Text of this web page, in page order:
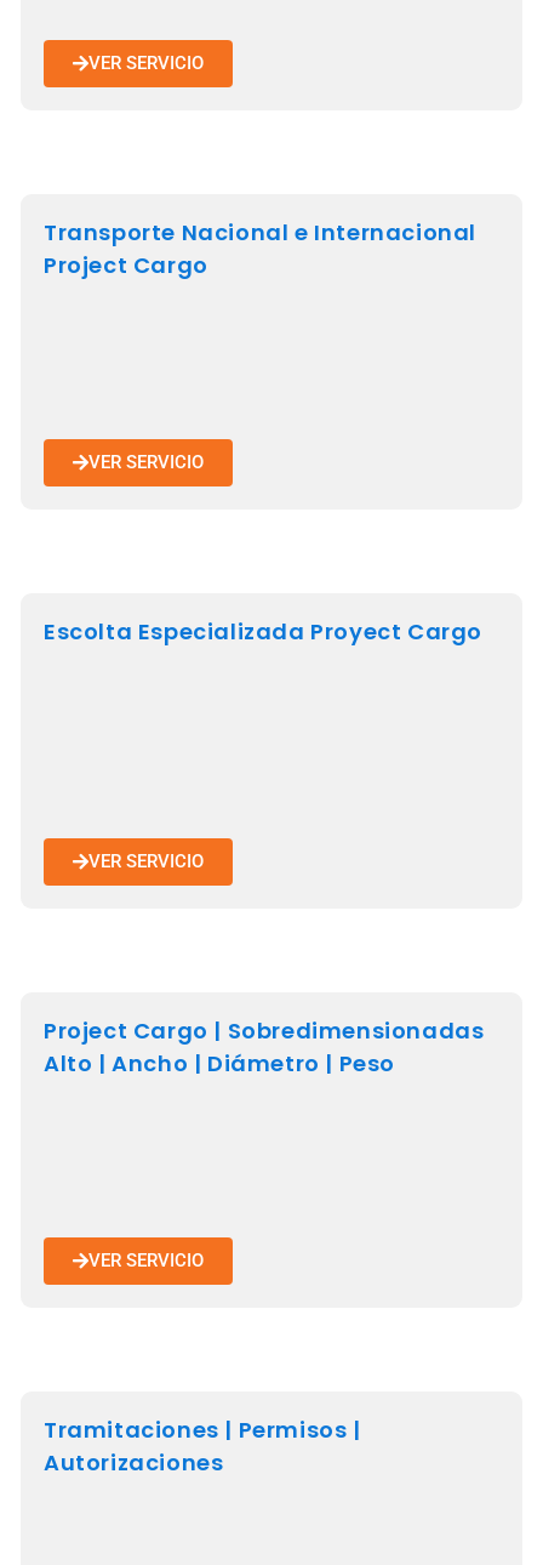
VER SERVICIO
Transporte Nacional e Internacional
Project Cargo
VER SERVICIO
Escolta Especializada Proyect Cargo
VER SERVICIO
Project Cargo | Sobredimensionadas
Alto | Ancho | Diámetro | Peso
VER SERVICIO
Tramitaciones | Permisos |
Autorizaciones